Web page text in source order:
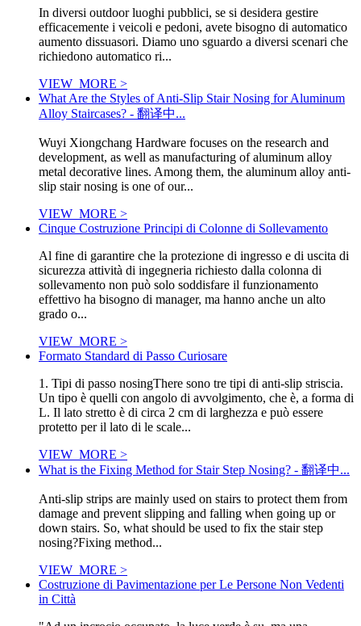
In diversi outdoor luoghi pubblici, se si desidera gestire
efficacemente i veicoli e pedoni, avete bisogno di automatico
aumento dissuasori. Diamo uno sguardo a diversi scenari che
richiedono automatico ri...
VIEW_MORE >
What Are the Styles of Anti-Slip Stair Nosing for Aluminum
Alloy Staircases? - 翻译中...
Wuyi Xiongchang Hardware focuses on the research and
development, as well as manufacturing of aluminum alloy
metal decorative lines. Among them, the aluminum alloy anti-
slip stair nosing is one of our...
VIEW_MORE >
Cinque Costruzione Principi di Colonne di Sollevamento
Al fine di garantire che la protezione di ingresso e di uscita di
sicurezza attività di ingegneria richiesto dalla colonna di
sollevamento non può solo soddisfare il funzionamento
effettivo ha bisogno di manager, ma hanno anche un alto
grado o...
VIEW_MORE >
Formato Standard di Passo Curiosare
1. Tipi di passo nosingThere sono tre tipi di anti-slip striscia.
Un tipo è quelli con angolo di avvolgimento, che è, a forma di
L. Il lato stretto è di circa 2 cm di larghezza e può essere
protetto per il lato di le scale...
VIEW_MORE >
What is the Fixing Method for Stair Step Nosing? - 翻译中...
Anti-slip strips are mainly used on stairs to protect them from
damage and prevent slipping and falling when going up or
down stairs. So, what should be used to fix the stair step
nosing?Fixing method...
VIEW_MORE >
Costruzione di Pavimentazione per Le Persone Non Vedenti
in Città